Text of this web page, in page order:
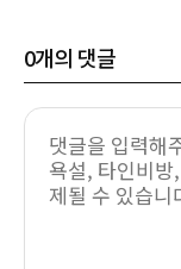
0개의 댓글